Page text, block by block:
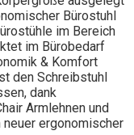
Bürostuhl
im Bereich
im Bürobedarf
& Komfort
den Schreibstuhl
dank
Armlehnen und
ergonomischer